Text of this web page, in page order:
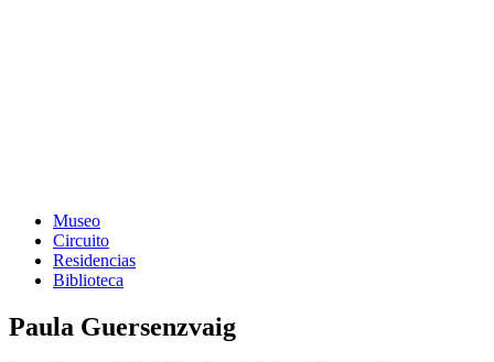
Museo
Circuito
Residencias
Biblioteca
Paula Guersenzvaig